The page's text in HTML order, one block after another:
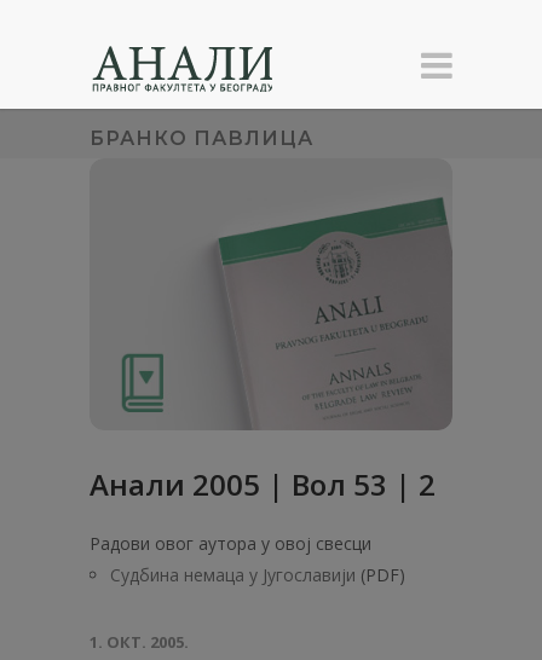
БРАНКО ПАВЛИЦА
Анали 2005 | Вол 53 | 2
Радови овог аутора у овој свесци
Судбина немаца у Југославији (PDF)
1. ОКТ. 2005.